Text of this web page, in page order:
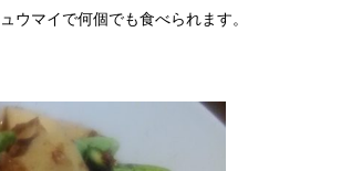
ウマイで何個でも食べられます。